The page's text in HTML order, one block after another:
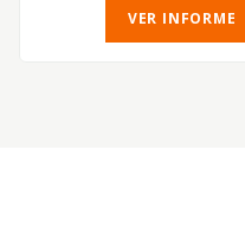
VER INFORME